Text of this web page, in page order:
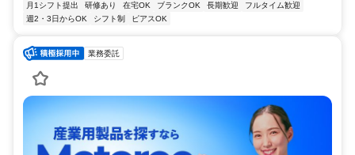
月1シフト提出
研修あり 在宅OK ブランクOK 長期歓迎
フルタイム歓迎
週2・3日からOK
シフト制 ピアスOK
業務委託